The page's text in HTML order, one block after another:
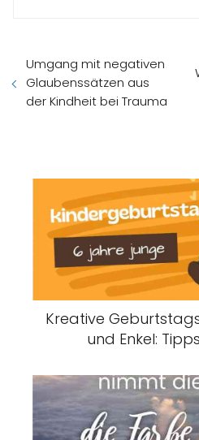
Umgang mit negativen
Glaubenssätzen aus
der Kindheit bei Trauma
Kreative
und Enkel: